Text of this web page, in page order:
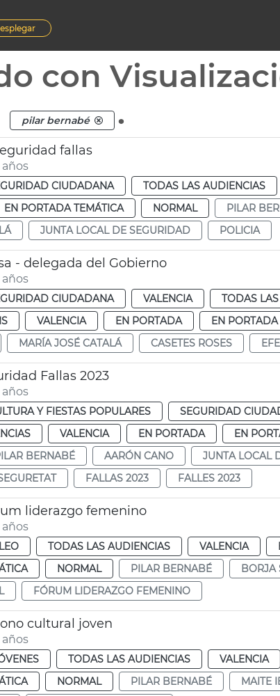
con
pilar bernabé .
fallas
CIUDADANA TODAS LAS AUDIENCIAS
EN PORTADA TEMÁTICA NORMAL PILAR
JUNTA LOCAL DE SEGURIDAD POLICIA
- delegada del Gobierno
CIUDADANA VALENCIA
TODAS
VALENCIA EN PORTADA EN
MARÍA JOSÉ CATALÁ CASETES ROSES
Fallas 2023
Y FIESTAS POPULARES SEGURIDAD
VALENCIA EN PORTADA EN
BERNABÉ AARÓN CANO
JUNTA LOCAL
FALLAS 2023 FALLES 2023
liderazgo femenino
TODAS LAS AUDIENCIAS VALENCIA
NORMAL PILAR BERNABÉ
BORJA
FÓRUM LIDERAZGO FEMENINO
cultural joven
TODAS LAS AUDIENCIAS VALENCIA
NORMAL PILAR BERNABÉ MAITE